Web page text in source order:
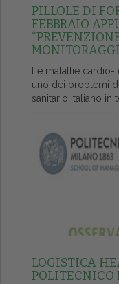
PILLOLE DI
FEBBRAIO
Le malattie
uno dei problemi
sanitario italiano in
LOGISTICA